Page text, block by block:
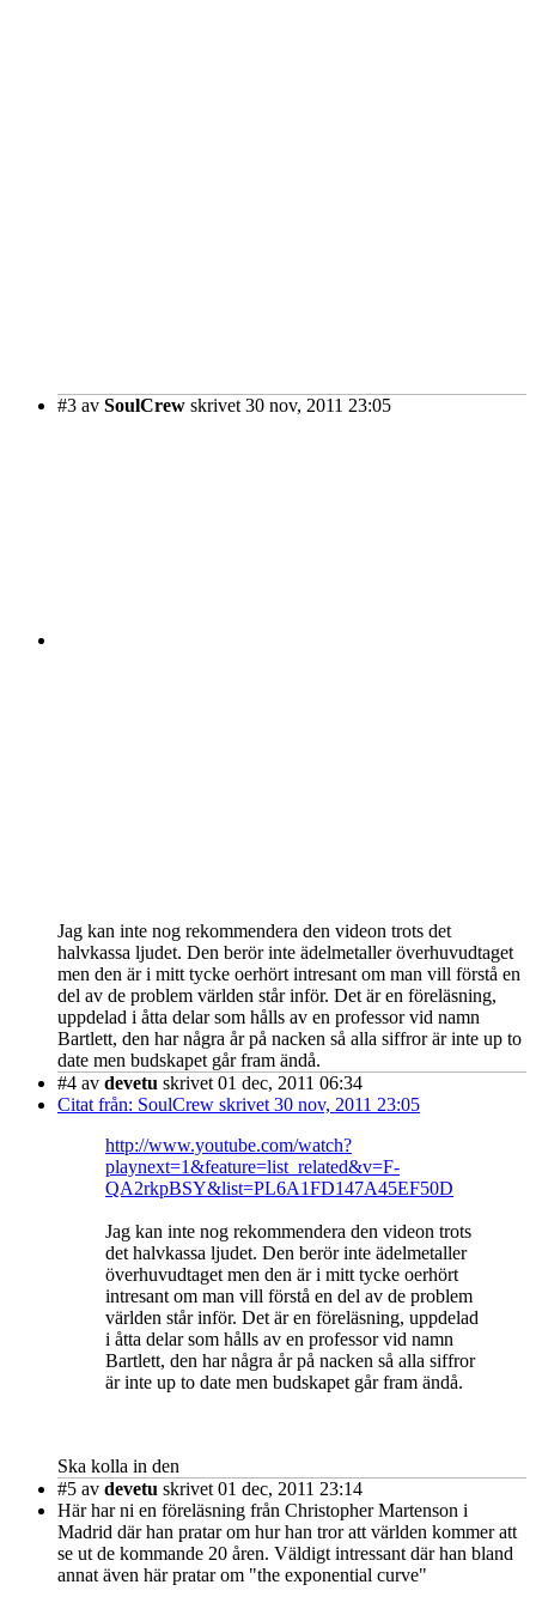
#3 av SoulCrew skrivet 30 nov, 2011 23:05
Jag kan inte nog rekommendera den videon trots det
halvkassa ljudet. Den berör inte ädelmetaller överhuvudtaget
men den är i mitt tycke oerhört intresant om man vill förstå en
del av de problem världen står inför. Det är en föreläsning,
uppdelad i åtta delar som hålls av en professor vid namn
Bartlett, den har några år på nacken så alla siffror är inte up to
date men budskapet går fram ändå.
#4 av devetu skrivet 01 dec, 2011 06:34
Citat från: SoulCrew skrivet 30 nov, 2011 23:05
http://www.youtube.com/watch?
playnext=1&feature=list_related&v=F-
QA2rkpBSY&list=PL6A1FD147A45EF50D
Jag kan inte nog rekommendera den videon trots
det halvkassa ljudet. Den berör inte ädelmetaller
överhuvudtaget men den är i mitt tycke oerhört
intresant om man vill förstå en del av de problem
världen står inför. Det är en föreläsning, uppdelad
i åtta delar som hålls av en professor vid namn
Bartlett, den har några år på nacken så alla siffror
är inte up to date men budskapet går fram ändå.
Ska kolla in den
#5 av devetu skrivet 01 dec, 2011 23:14
Här har ni en föreläsning från Christopher Martenson i
Madrid där han pratar om hur han tror att världen kommer att
se ut de kommande 20 åren. Väldigt intressant där han bland
annat även här pratar om "the exponential curve"